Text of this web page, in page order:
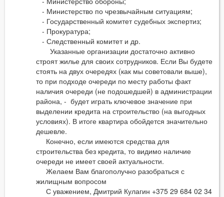
- Министерство по чрезвычайным ситуациям;
- Государственный комитет судебных экспертиз;
- Прокуратура;
- Следственный комитет и др.
Указанные организации достаточно активно
строят жилье для своих сотрудников. Если Вы будете
стоять на двух очередях (как мы советовали выше),
то при подходе очереди по месту работы факт
наличия очереди (не подошедшей) в администрации
района, - будет играть ключевое значение при
выделении кредита на строительство (на выгодных
условиях). В итоге квартира обойдется значительно
дешевле.
Конечно, если имеются средства для
строительства без кредита, то видимо наличие
очереди не имеет своей актуальности.
Желаем Вам благополучно разобраться с
жилищным вопросом
С уважением, Дмитрий Кулагин +375 29 684 02 34